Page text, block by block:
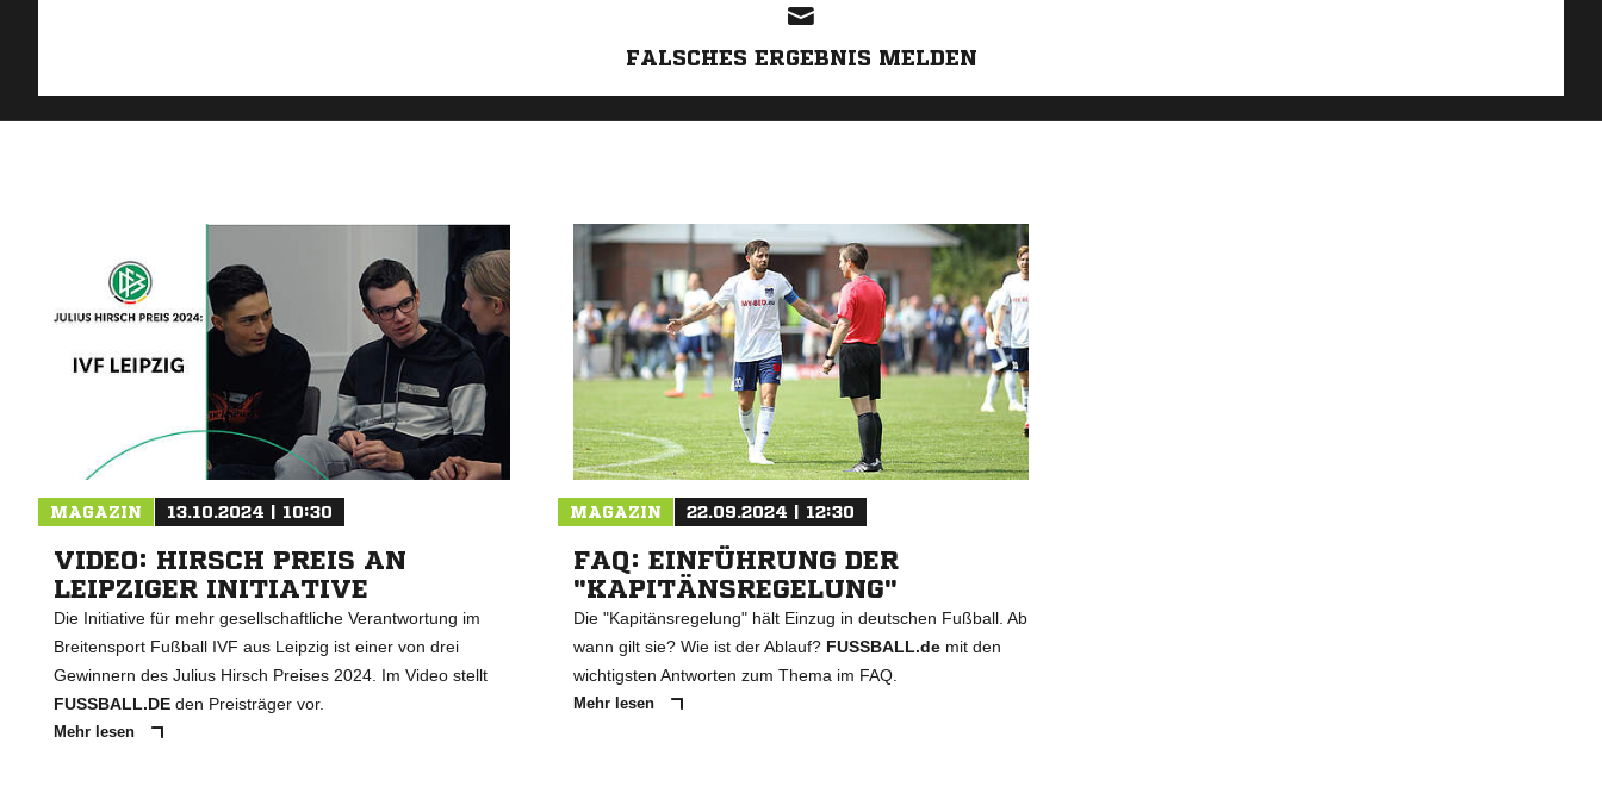
FALSCHES ERGEBNIS MELDEN
MAGAZIN 13.10.2024 | 10:30
VIDEO: HIRSCH PREIS AN
LEIPZIGER INITIATIVE
Die Initiative für mehr gesellschaftliche Verantwortung im
Breitensport Fußball IVF aus Leipzig ist einer von drei
Gewinnern des Julius Hirsch Preises 2024. Im Video stellt
FUSSBALL.DE den Preisträger vor.
Mehr lesen
MAGAZIN 22.09.2024 | 12:30
FAQ: EINFÜHRUNG DER
"KAPITÄNSREGELUNG"
Die "Kapitänsregelung" hält Einzug in deutschen Fußball. Ab
wann gilt sie? Wie ist der Ablauf? FUSSBALL.demit den
wichtigsten Antworten zum Thema im FAQ.
Mehr lesen